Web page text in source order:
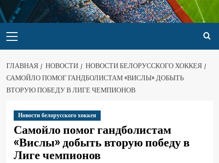
ГЛАВНАЯ НОВОСТИ
НОВОСТИ БЕЛОРУССКОГО ХОККЕЯ
САМОЙЛО ПОМОГ ГАНДБОЛИСТАМ «ВИСЛЫ» ДОБЫТЬ
ВТОРУЮ ПОБЕДУ В ЛИГЕ ЧЕМПИОНОВ
Новости белорусского хоккея
Самойло помог гандболистам
«Вислы» добыть вторую победу в
Лиге чемпионов